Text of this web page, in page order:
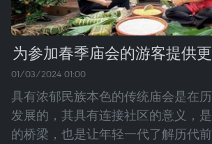
为参加春季庙会的游客提供
01/03/2024 01:00
具有浓郁民族本色的传统庙会是在
发展的，其具有连接社区的意义，
的桥梁，也是让年轻一代了解历代